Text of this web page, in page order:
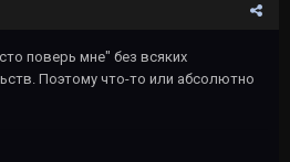
поверь мне" без всяких
Поэтому что-то или абсолютно